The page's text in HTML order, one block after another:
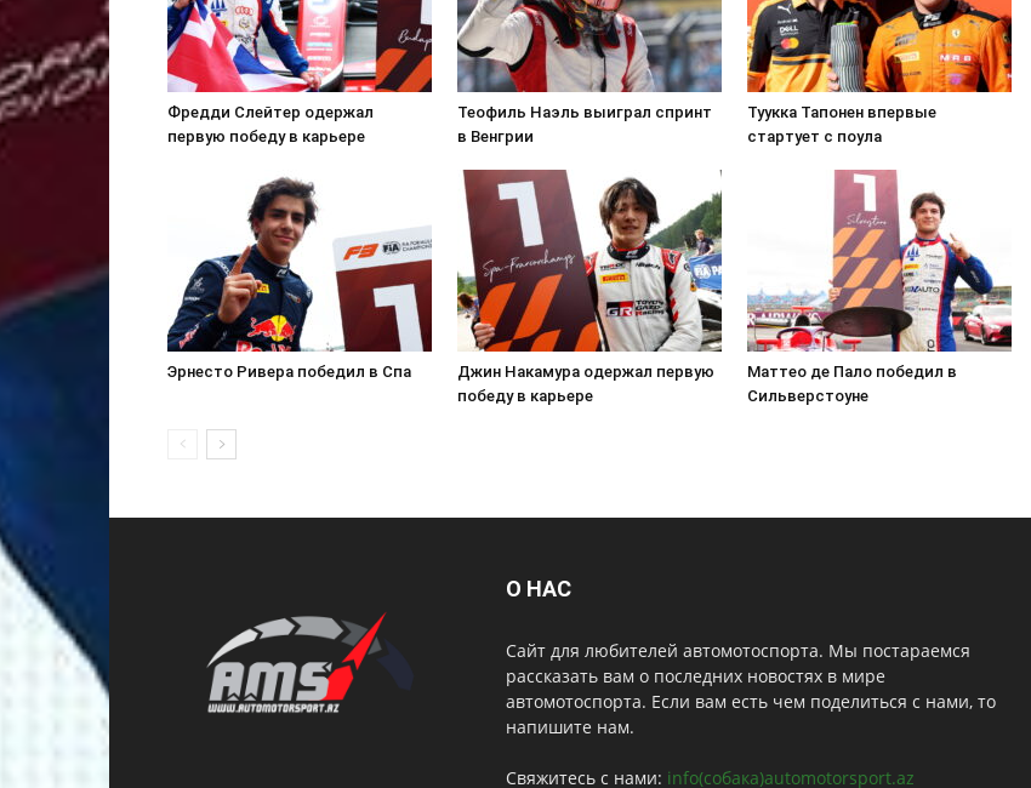
Фредди Слейтер одержал
первую победу в карьере
Теофиль Наэль выиграл спринт
в Венгрии
Туукка Тапонен впервые
стартует с поула
Эрнесто Ривера победил в Спа
Джин Накамура одержал первую
победу в карьере
Маттео де Пало победил в
Сильверстоуне
О НАС
Сайт для любителей автомотоспорта. Мы постараемся
рассказать вам о последних новостях в мире
автомотоспорта. Если вам есть чем поделиться с нами, то
напишите нам.
Свяжитесь с нами: info(собака)automotorsport.az